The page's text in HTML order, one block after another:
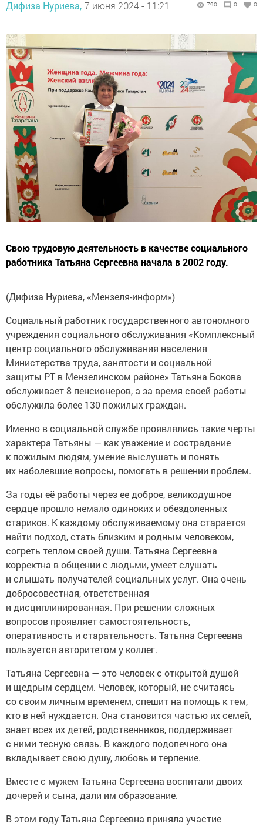
Дифиза Нуриева, 7 июня 2024 - 11:21 790 0 0
Свою трудовую деятельность в качестве социального
работника Татьяна Сергеевна начала в 2002 году.
(Дифиза Нуриева, «Мензеля-информ»)
Социальный работник государственного автономного
учреждения социального обслуживания «Комплексный
центр социального обслуживания населения
Министерства труда, занятости и социальной
защиты РТ в Мензелинском районе» Татьяна Бокова
обслуживает 8 пенсионеров, а за время своей работы
обслужила более 130 пожилых граждан.
Именно в социальной службе проявлялись такие черты
характера Татьяны — как уважение и сострадание
к пожилым людям, умение выслушать и понять
их наболевшие вопросы, помогать в решении проблем.
За годы её работы через ее доброе, великодушное
сердце прошло немало одиноких и обездоленных
стариков. К каждому обслуживаемому она старается
найти подход, стать близким и родным человеком,
согреть теплом своей души. Татьяна Сергеевна
корректна в общении с людьми, умеет слушать
и слышать получателей социальных услуг. Она очень
добросовестная, ответственная
и дисциплинированная. При решении сложных
вопросов проявляет самостоятельность,
оперативность и старательность. Татьяна Сергеевна
пользуется авторитетом у коллег.
Татьяна Сергеевна — это человек с открытой душой
и щедрым сердцем. Человек, который, не считаясь
со своим личным временем, спешит на помощь к тем,
кто в ней нуждается. Она становится частью их семей,
знает всех их детей, родственников, поддерживает
с ними тесную связь. В каждого подопечного она
вкладывает свою душу, любовь и терпение.
Вместе с мужем Татьяна Сергеевна воспитали двоих
дочерей и сына, дали им образование.
В этом году Татьяна Сергеевна приняла участие